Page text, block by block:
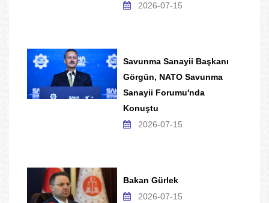
2026-07-15
Savunma Sanayii Başkanı
Görgün, NATO Savunma
Sanayii Forumu'nda
Konuştu
2026-07-15
Bakan Gürlek
2026-07-15